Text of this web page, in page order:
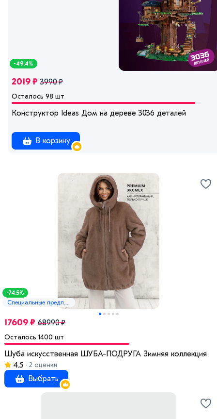
-49.4%
2019 ₽ 3990 ₽
Осталось 98 шт
Конструктор Ideas Дом на дереве 3036 деталей
В корзину
-74.5%
Специальные предложения
17609 ₽ 68990 ₽
Осталось 1400 шт
Шуба искусственная ШУБА-ПОДРУГА Зимняя коллекция
4.5
2 оценки
Выбрать